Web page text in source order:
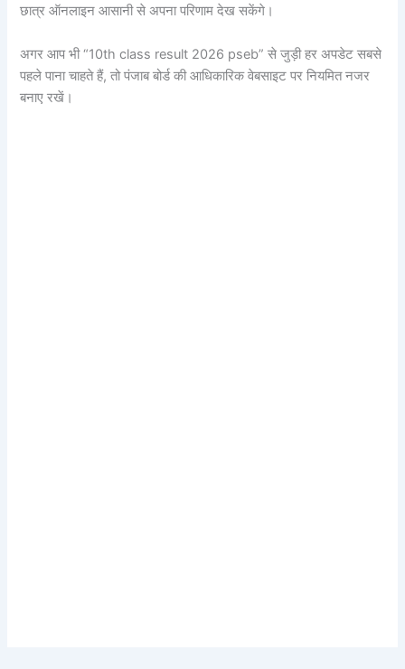
छात्र ऑनलाइन आसानी से अपना परिणाम देख सकेंगे।
अगर आप भी “10th class result 2026 pseb” से जुड़ी हर अपडेट सबसे
पहले पाना चाहते हैं, तो पंजाब बोर्ड की आधिकारिक वेबसाइट पर नियमित नजर
बनाए रखें।